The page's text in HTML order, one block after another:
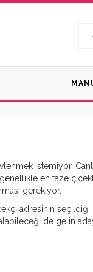
istemiyor.
en taze
gerekiyor.
adresinin
de gelin